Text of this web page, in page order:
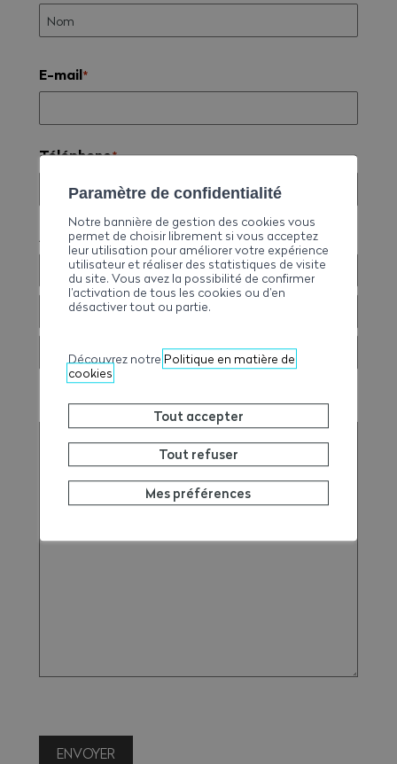
E-mail*
Téléphone*
Adresse de facturation*
Remarque
ENVOYER
Paramètre de confidentialité
Notre bannière de gestion des cookies vous
permet de choisir librement si vous acceptez
leur utilisation pour améliorer votre expérience
utilisateur et réaliser des statistiques de visite
du site. Vous avez la possibilité de confirmer
l’activation de tous les cookies ou d’en
désactiver tout ou partie.
Découvrez notre Politique en matière de
cookies
Tout accepter
Tout refuser
Mes préférences